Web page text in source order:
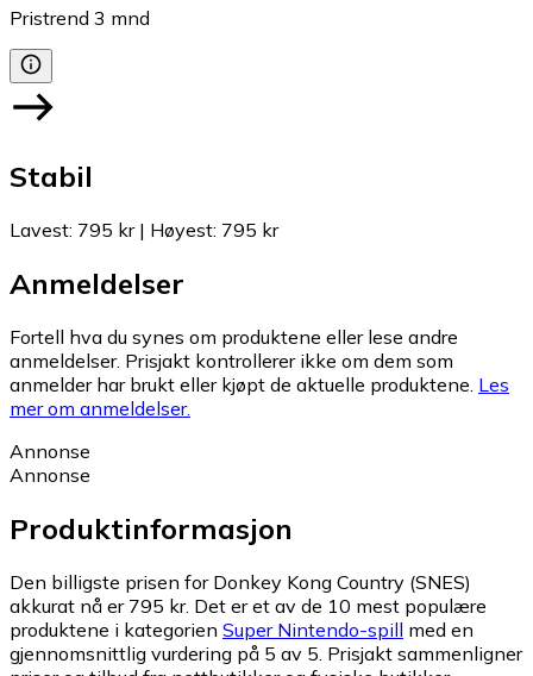
Pristrend 3 mnd
Stabil
Lavest: 795 kr| Høyest: 795 kr
Anmeldelser
Fortell hva du synes om produktene eller lese andre
anmeldelser. Prisjakt kontrollerer ikke om dem som
anmelder har brukt eller kjøpt de aktuelle produktene. Les
mer om anmeldelser.
Annonse
Annonse
Produktinformasjon
Den billigste prisen for Donkey Kong Country (SNES)
akkurat nå er 795 kr. Det er et av de 10 mest populære
produktene i kategorien Super Nintendo-spill med en
gjennomsnittlig vurdering på 5 av 5. Prisjakt sammenligner